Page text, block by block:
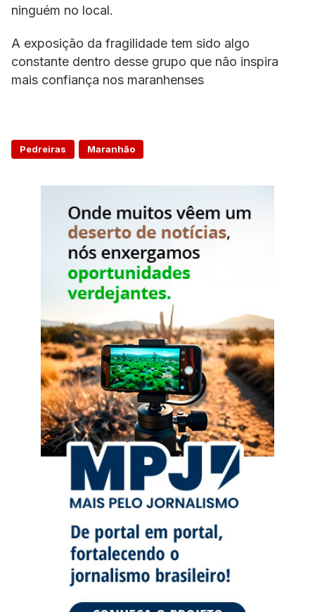
ninguém no local.
A exposição da fragilidade tem sido algo
constante dentro desse grupo que não inspira
mais confiança nos maranhenses
Pedreiras Maranhão